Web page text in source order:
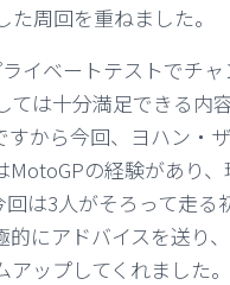
周回を重ねました。
イベートテストでチ
ては十分満足できる内
から今回、ヨハン・
の経験があり
は3人がそろって走
にアドバイスを送り
ップしてくれました